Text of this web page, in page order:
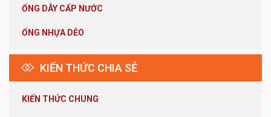
ỐNG DÂY CẤP NƯỚC
ỐNG NHỰA DẺO
KIẾN THỨC CHIA SẺ
KIẾN THỨC CHUNG